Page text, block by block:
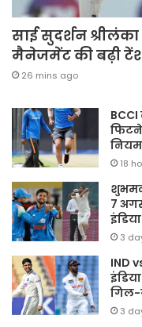
साई सुदर्शन
मैनेजमेंट की बढ़ी
26 mins ago
नियम
18
7
इंडिया
3
IND
गिल-
3